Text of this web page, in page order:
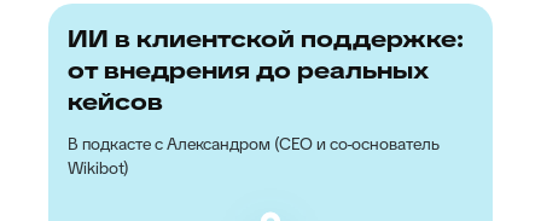
ИИ в клиентской поддержке:
от внедрения до реальных
кейсов
В подкасте с Александром (CEO и со-основатель
Wikibot)